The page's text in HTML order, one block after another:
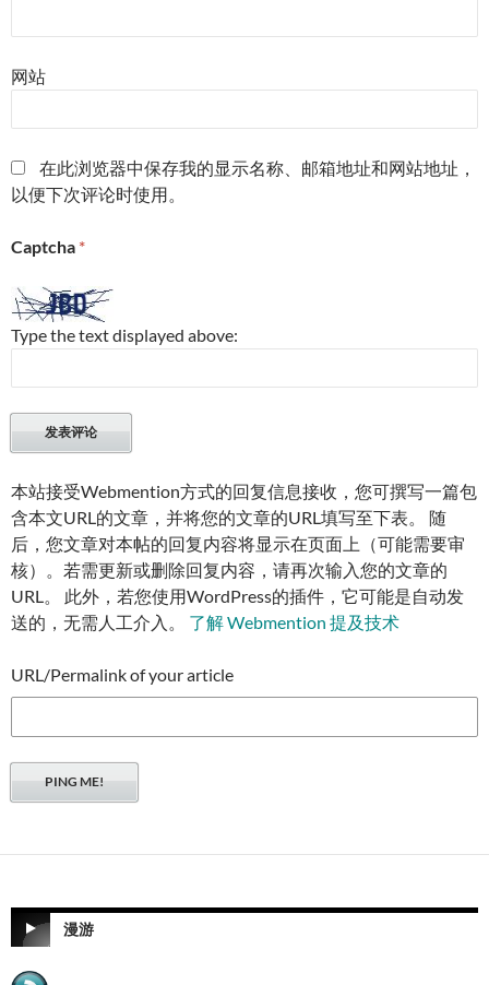
网站
在此浏览器中保存我的显示名称、邮箱地址和网站地址，
以便下次评论时使用。
Captcha *
Type the text displayed above:
本站接受Webmention方式的回复信息接收，您可撰写一篇包
含本文URL的文章，并将您的文章的URL填写至下表。 随
后，您文章对本帖的回复内容将显示在页面上（可能需要审
核）。若需更新或删除回复内容，请再次输入您的文章的
URL。 此外，若您使用WordPress的插件，它可能是自动发
送的，无需人工介入。 了解 Webmention 提及技术
URL/Permalink of your article
漫游